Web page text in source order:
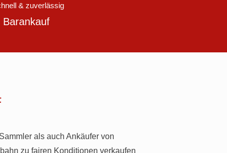
& zuverlässig
Barankauf
als auch Ankäufer von
zu fairen Konditionen verkaufen